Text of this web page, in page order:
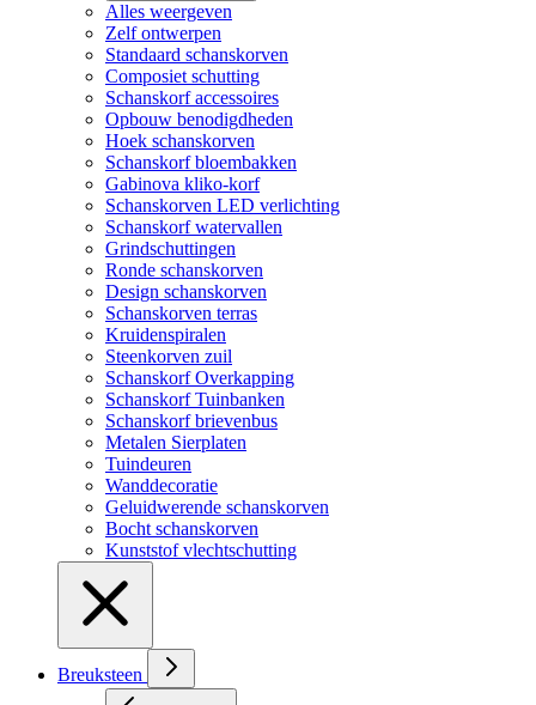
Alles weergeven
Zelf ontwerpen
Standaard schanskorven
Composiet schutting
Schanskorf accessoires
Opbouw benodigdheden
Hoek schanskorven
Schanskorf bloembakken
Gabinova kliko-korf
Schanskorven LED verlichting
Schanskorf watervallen
Grindschuttingen
Ronde schanskorven
Design schanskorven
Schanskorven terras
Kruidenspiralen
Steenkorven zuil
Schanskorf Overkapping
Schanskorf Tuinbanken
Schanskorf brievenbus
Metalen Sierplaten
Tuindeuren
Wanddecoratie
Geluidwerende schanskorven
Bocht schanskorven
Kunststof vlechtschutting
Breuksteen